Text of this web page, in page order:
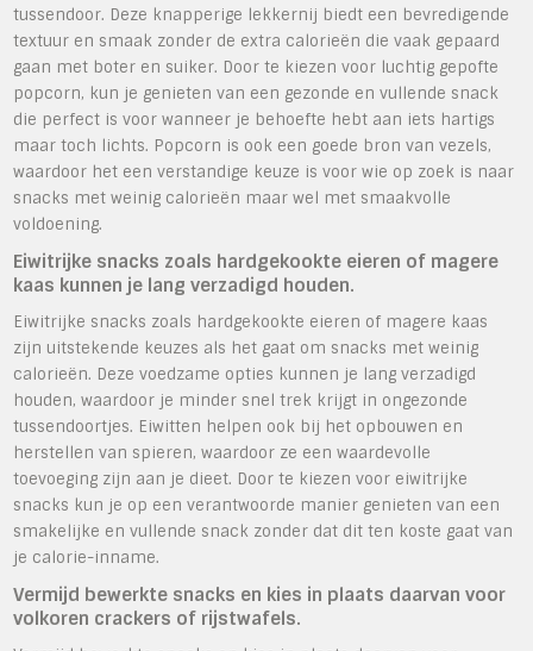
tussendoor. Deze knapperige lekkernij biedt een bevredigende
textuur en smaak zonder de extra calorieën die vaak gepaard
gaan met boter en suiker. Door te kiezen voor luchtig gepofte
popcorn, kun je genieten van een gezonde en vullende snack
die perfect is voor wanneer je behoefte hebt aan iets hartigs
maar toch lichts. Popcorn is ook een goede bron van vezels,
waardoor het een verstandige keuze is voor wie op zoek is naar
snacks met weinig calorieën maar wel met smaakvolle
voldoening.
Eiwitrijke snacks zoals hardgekookte eieren of magere
kaas kunnen je lang verzadigd houden.
Eiwitrijke snacks zoals hardgekookte eieren of magere kaas
zijn uitstekende keuzes als het gaat om snacks met weinig
calorieën. Deze voedzame opties kunnen je lang verzadigd
houden, waardoor je minder snel trek krijgt in ongezonde
tussendoortjes. Eiwitten helpen ook bij het opbouwen en
herstellen van spieren, waardoor ze een waardevolle
toevoeging zijn aan je dieet. Door te kiezen voor eiwitrijke
snacks kun je op een verantwoorde manier genieten van een
smakelijke en vullende snack zonder dat dit ten koste gaat van
je calorie-inname.
Vermijd bewerkte snacks en kies in plaats daarvan voor
volkoren crackers of rijstwafels.